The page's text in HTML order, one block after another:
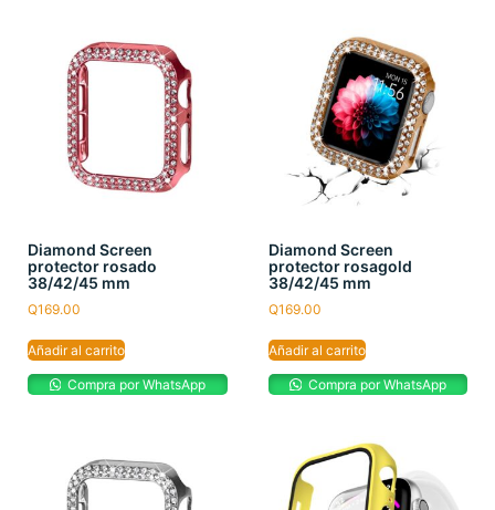
Diamond Screen
protector rosado
38/42/45 mm
Q169.00
Añadir al carrito
Compra por WhatsApp
Diamond Screen
protector rosagold
38/42/45 mm
Q169.00
Añadir al carrito
Compra por WhatsApp